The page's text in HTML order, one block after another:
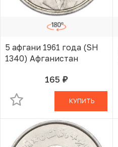
5 афгани 1961 года (SH
1340) Афганистан
165 руб.В КОРЗИНЕ
КУПИТЬ